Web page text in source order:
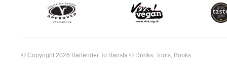
© Copyright 2026 Bartender To Barista ® Drinks, Tools, Books.